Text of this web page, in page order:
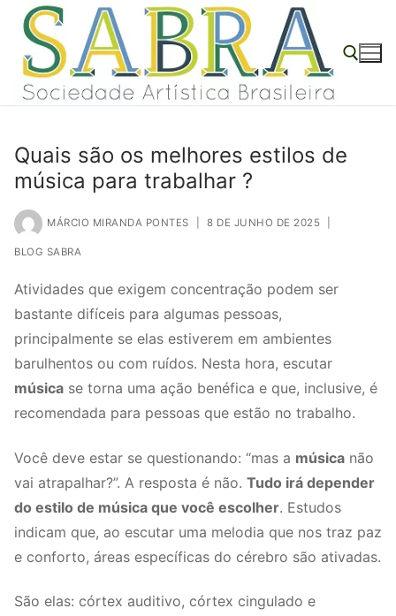
conteúdo
Pular
para
conteúdo
Quais são os melhores estilos de
música para trabalhar ?
MÁRCIO MIRANDA PONTES 8 DE JUNHO DE 2025
BLOG SABRA
Atividades que exigem concentração podem ser
bastante difíceis para algumas pessoas,
principalmente se elas estiverem em ambientes
barulhentos ou com ruídos. Nesta hora, escutar
música se torna uma ação benéfica e que, inclusive, é
recomendada para pessoas que estão no trabalho.
Você deve estar se questionando: “mas a música não
vai atrapalhar?”. A resposta é não. Tudo irá depender
do estilo de música que você escolher. Estudos
indicam que, ao escutar uma melodia que nos traz paz
e conforto, áreas específicas do cérebro são ativadas.
São elas: córtex auditivo, córtex cingulado e